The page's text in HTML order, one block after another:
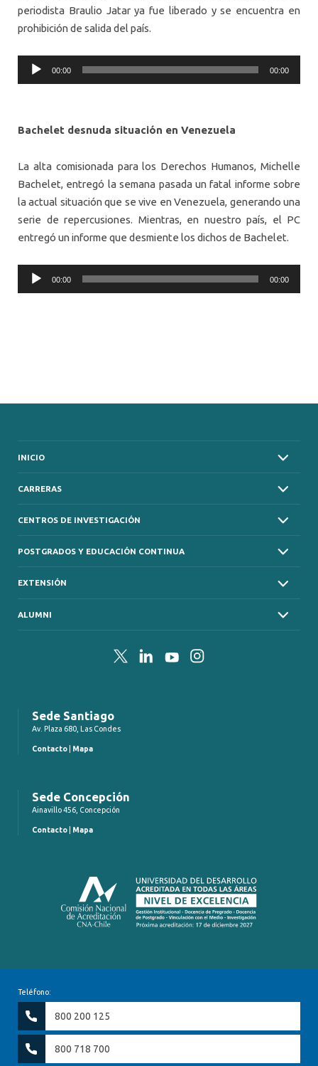
periodista Braulio Jatar ya fue liberado y se encuentra en
prohibición de salida del país.
Audio
Player
00:00 00:00
Bachelet desnuda situación en Venezuela
La alta comisionada para los Derechos Humanos, Michelle
Bachelet, entregó la semana pasada un fatal informe sobre
la actual situación que se vive en Venezuela, generando una
serie de repercusiones. Mientras, en nuestro país, el PC
entregó un informe que desmiente los dichos de Bachelet.
Audio
Player
00:00 00:00
INICIO
CARRERAS
CENTROS DE INVESTIGACIÓN
POSTGRADOS Y EDUCACIÓN CONTINUA
EXTENSIÓN
ALUMNI
TwitterLinkedInYouTubeInstagram
Sede Santiago
Av. Plaza 680, Las Condes
Contacto Mapa
Sede Concepción
Ainavillo 456, Concepción
Contacto Mapa
Teléfono:
800 200 125
800 718 700